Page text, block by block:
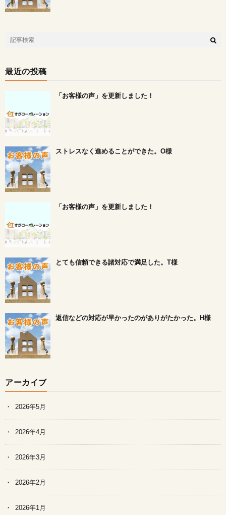
最近の投稿
「お客様の声」を更新しました！
ストレスなく進めることができた。O様
「お客様の声」を更新しました！
とても信頼できる諸対応で満足した。T様
返信などの対応が早かったのがありがたかった。H様
アーカイブ
2026年5月
2026年4月
2026年3月
2026年2月
2026年1月